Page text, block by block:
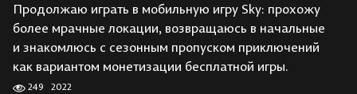
Продолжаю играть в мобильную игру Sky: прохожу
более мрачные локации, возвращаюсь в начальные
и знакомлюсь с сезонным пропуском приключений
как вариантом монетизации бесплатной игры.
249 2022